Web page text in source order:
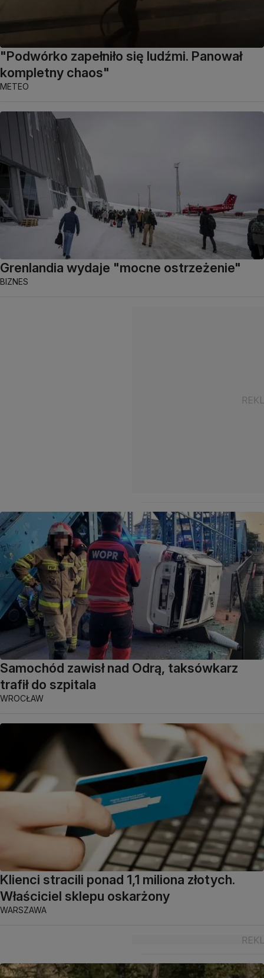
"Podwórko zapełniło się ludźmi. Panował
kompletny chaos"
METEO
Grenlandia wydaje "mocne ostrzeżenie"
BIZNES
Samochód zawisł nad Odrą, taksówkarz
trafił do szpitala
WROCŁAW
Klienci stracili ponad 1,1 miliona złotych.
Właściciel sklepu oskarżony
WARSZAWA